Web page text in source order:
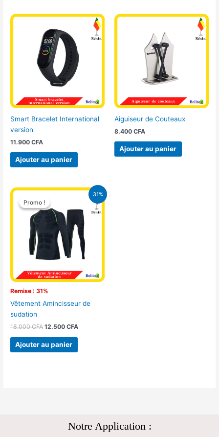
Smart Bracelet International
version
11.900CFA
Ajouter au panier
Aiguiseur de Couteaux
8.400 CFA
Ajouter au panier
31%
Promo !
Remise : 31%
Promo !
Vêtement Amincisseur de
sudation
18.000CFA
Le
prix
initial
était :
18.000 CFA.
12.500CFA
Le
prix
actuel
est :
12.500 CFA.
Ajouter au panier
Notre Application :